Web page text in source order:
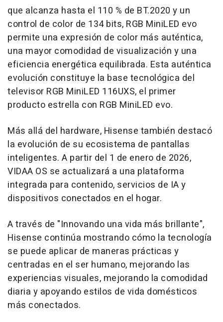
que alcanza hasta el 110 % de BT.2020 y un
control de color de 134 bits, RGB MiniLED evo
permite una expresión de color más auténtica,
una mayor comodidad de visualización y una
eficiencia energética equilibrada. Esta auténtica
evolución constituye la base tecnológica del
televisor RGB MiniLED 116UXS, el primer
producto estrella con RGB MiniLED evo.
Más allá del hardware, Hisense también destacó
la evolución de su ecosistema de pantallas
inteligentes. A partir del 1 de enero de 2026,
VIDAA OS se actualizará a una plataforma
integrada para contenido, servicios de IA y
dispositivos conectados en el hogar.
A través de "Innovando una vida más brillante",
Hisense continúa mostrando cómo la tecnología
se puede aplicar de maneras prácticas y
centradas en el ser humano, mejorando las
experiencias visuales, mejorando la comodidad
diaria y apoyando estilos de vida domésticos
más conectados.